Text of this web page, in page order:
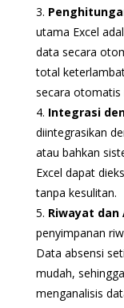
3.
utama Excel
data secara
total
secara otomatis
4. Integrasi
diintegrasikan
atau bahkan
Excel dapat
tanpa kesulitan.
5. Riwayat dan
penyimpanan
Data absensi
mudah,
menganalisis